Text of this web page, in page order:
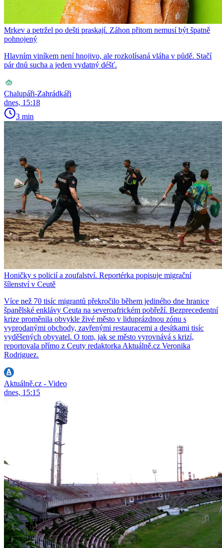
Mrkev a petržel po dešti praskají. Záhon přitom nemusí být špatně
pohnojený
Hlavním viníkem není hnojivo, ale rozkolísaná vláha v půdě. Stačí
pár dnů sucha a jeden vydatný déšť.
Chalupáři-Zahrádkáři
dnes, 15:18
3 min
Honičky s policií a zoufalství. Reportérka popisuje migrační
šílenství v Ceutě
Více než 70 tisíc migrantů překročilo během jediného dne hranice
španělské enklávy Ceuta na severoafrickém pobřeží. Bezprecedentní
krize proměnila obvykle živé město v liduprázdnou zónu s
vyprodanými obchody, zavřenými restauracemi a desítkami tisíc
vyděšených obyvatel. O tom, jak se město vyrovnává s krizí,
reportovala přímo z Ceuty redaktorka Aktuálně.cz Veronika
Rodriguez.
Aktuálně.cz - Video
dnes, 15:15